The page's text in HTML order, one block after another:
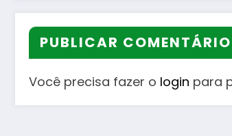
PUBLICAR COMENTÁRIO
Você precisa fazer o login para